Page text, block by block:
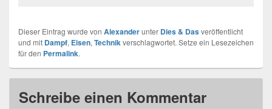
Dieser Eintrag wurde von Alexanderunter Dies & Dasveröffentlicht
und mit Dampf, Eisen, Technikverschlagwortet. Setze ein Lesezeichen
für den Permalink.
Schreibe einen Kommentar